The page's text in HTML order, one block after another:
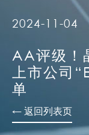
2024-11-04
AA评级！
上市公司
单
← 返回列表页